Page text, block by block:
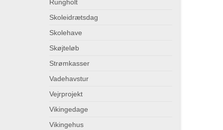
Rungholt
Skoleidrætsdag
Skolehave
Skøjteløb
Strømkasser
Vadehavstur
Vejrprojekt
Vikingedage
Vikingehus